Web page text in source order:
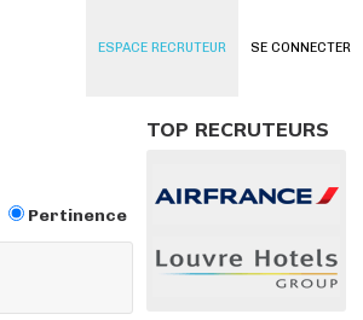
SE CONNECTER
ESPACE RECRUTEUR
Pertinence
TOP RECRUTEURS